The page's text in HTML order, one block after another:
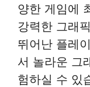
양한 게임에
강력한 그래
뛰어난 플레
서 놀라운 그
험하실 수 있